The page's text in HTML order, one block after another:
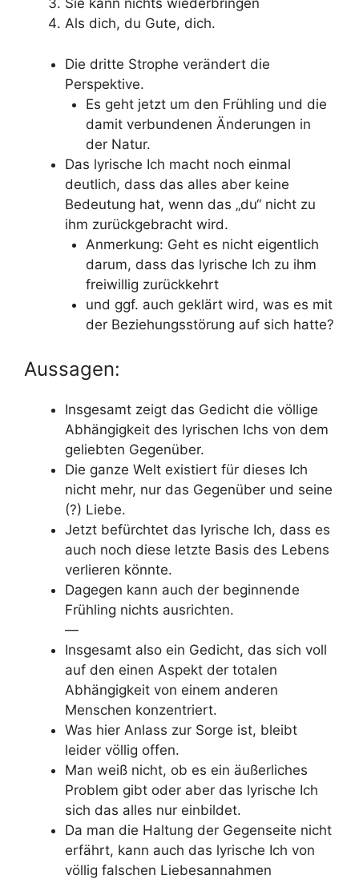
Sie kann nichts wiederbringen
Als dich, du Gute, dich.
Die dritte Strophe verändert die
Perspektive.
Es geht jetzt um den Frühling und die
damit verbundenen Änderungen in
der Natur.
Das lyrische Ich macht noch einmal
deutlich, dass das alles aber keine
Bedeutung hat, wenn das „du“ nicht zu
ihm zurückgebracht wird.
Anmerkung: Geht es nicht eigentlich
darum, dass das lyrische Ich zu ihm
freiwillig zurückkehrt
und ggf. auch geklärt wird, was es mit
der Beziehungsstörung auf sich hatte?
Aussagen:
Insgesamt zeigt das Gedicht die völlige
Abhängigkeit des lyrischen Ichs von dem
geliebten Gegenüber.
Die ganze Welt existiert für dieses Ich
nicht mehr, nur das Gegenüber und seine
(?) Liebe.
Jetzt befürchtet das lyrische Ich, dass es
auch noch diese letzte Basis des Lebens
verlieren könnte.
Dagegen kann auch der beginnende
Frühling nichts ausrichten.
—
Insgesamt also ein Gedicht, das sich voll
auf den einen Aspekt der totalen
Abhängigkeit von einem anderen
Menschen konzentriert.
Was hier Anlass zur Sorge ist, bleibt
leider völlig offen.
Man weiß nicht, ob es ein äußerliches
Problem gibt oder aber das lyrische Ich
sich das alles nur einbildet.
Da man die Haltung der Gegenseite nicht
erfährt, kann auch das lyrische Ich von
völlig falschen Liebesannahmen